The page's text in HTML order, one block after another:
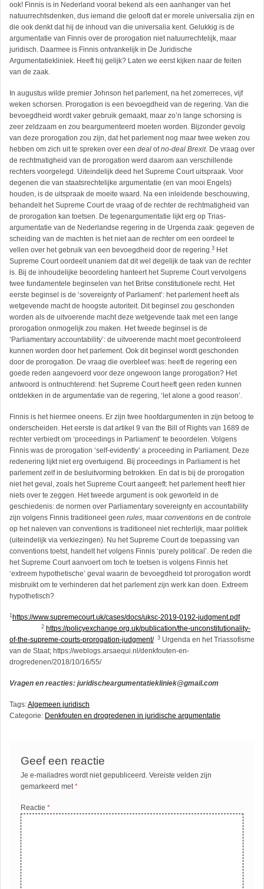
ook! Finnis is in Nederland vooral bekend als een aanhanger van het
natuurrechtsdenken, dus iemand die gelooft dat er morele universalia zijn en
die ook denkt dat hij de inhoud van die universalia kent. Gelukkig is de
argumentatie van Finnis over de prorogation niet natuurrechtelijk, maar
juridisch. Daarmee is Finnis ontvankelijk in De Juridische
Argumentatiekliniek. Heeft hij gelijk? Laten we eerst kijken naar de feiten
van de zaak.
In augustus wilde premier Johnson het parlement, na het zomerreces, vijf
weken schorsen. Prorogation is een bevoegdheid van de regering. Van die
bevoegdheid wordt vaker gebruik gemaakt, maar zo’n lange schorsing is
zeer zeldzaam en zou beargumenteerd moeten worden. Bijzonder gevolg
van deze prorogation zou zijn, dat het parlement nog maar twee weken zou
hebben om zich uit te spreken over een deal ofno-deal Brexit. De vraag over
de rechtmatigheid van de prorogation werd daarom aan verschillende
rechters voorgelegd. Uiteindelijk deed het Supreme Court uitspraak. Voor
degenen die van staatsrechtelijke argumentatie (en van mooi Engels)
houden, is de uitspraak de moeite waard. Na een inleidende beschouwing,
behandelt het Supreme Court de vraag of de rechter de rechtmatigheid van
de prorogation kan toetsen. De tegenargumentatie lijkt erg op Trias-
argumentatie van de Nederlandse regering in de Urgenda zaak: gegeven de
scheiding van de machten is het niet aan de rechter om een oordeel te
vellen over het gebruik van een bevoegdheid door de regering.3 Het
Supreme Court oordeelt unaniem dat dit wel degelijk de taak van de rechter
is. Bij de inhoudelijke beoordeling hanteert het Supreme Court vervolgens
twee fundamentele beginselen van het Britse constitutionele recht. Het
eerste beginsel is de ‘sovereignty of Parliament’: het parlement heeft als
wetgevende macht de hoogste autoriteit. Dit beginsel zou geschonden
worden als de uitvoerende macht deze wetgevende taak met een lange
prorogation onmogelijk zou maken. Het tweede beginsel is de
‘Parliamentary accountability’: de uitvoerende macht moet gecontroleerd
kunnen worden door het parlement. Ook dit beginsel wordt geschonden
door de prorogation. De vraag die overbleef was: heeft de regering een
goede reden aangevoerd voor deze ongewoon lange prorogation? Het
antwoord is ontnuchterend: het Supreme Court heeft geen reden kunnen
ontdekken in de argumentatie van de regering, ‘let alone a good reason’.
Finnis is het hiermee oneens. Er zijn twee hoofdargumenten in zijn betoog te
onderscheiden. Het eerste is dat artikel 9 van the Bill of Rights van 1689 de
rechter verbiedt om ‘proceedings in Parliament’ te beoordelen. Volgens
Finnis was de prorogation ‘self-evidently’ a proceeding in Parliament. Deze
redenering lijkt niet erg overtuigend. Bij proceedings in Parliament is het
parlement zelf in de besluitvorming betrokken. En dat is bij de prorogation
niet het geval, zoals het Supreme Court aangeeft: het parlement heeft hier
niets over te zeggen. Het tweede argument is ook geworteld in de
geschiedenis: de normen over Parliamentary sovereignty en accountability
zijn volgens Finnis traditioneel geen rules, maar conventions en de controle
op het naleven van conventions is traditioneel niet rechterlijk, maar politiek
(uiteindelijk via verkiezingen). Nu het Supreme Court de toepassing van
conventions toetst, handelt het volgens Finnis ‘purely political’. De reden die
het Supreme Court aanvoert om toch te toetsen is volgens Finnis het
‘extreem hypothetische’ geval waarin de bevoegdheid tot prorogation wordt
misbruikt om te verhinderen dat het parlement zijn werk kan doen. Extreem
hypothetisch?
1 https://www.supremecourt.uk/cases/docs/uksc-2019-0192-judgment.pdf
2 https://policyexchange.org.uk/publication/the-unconstitutionality-
of-the-supreme-courts-prorogation-judgment/ 3 Urgenda en het Triassofisme
van de Staat; https://weblogs.arsaequi.nl/denkfouten-en-
drogredenen/2018/10/16/55/
Vragen en reacties: juridischeargumentatiekliniek@gmail.com
Tags:Algemeen juridisch
Categorie: Denkfouten en drogredenen in juridische argumentatie
Geef een reactie
Je e-mailadres wordt niet gepubliceerd. Vereiste velden zijn
gemarkeerd met*
Reactie*